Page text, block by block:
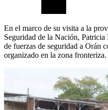
En el marco de su visita a la
Seguridad de la Nación,
de fuerzas de seguridad a Orán
organizado en la zona fronteriza.